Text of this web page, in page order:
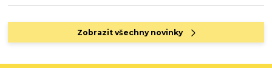
Zobrazit všechny novinky